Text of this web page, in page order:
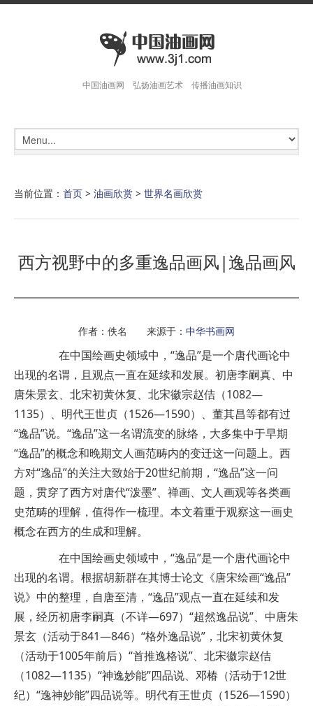
中国油画网 弘扬油画艺术 传播油画知识
当前位置： 首页 > 油画欣赏 > 世界名画欣赏
西方视野中的多重逸品画风|逸品画风
作者：佚名 来源于： 中华书画网
在中国绘画史领域中，“逸品”是一个唐代画论中
出现的名谓，且观点一直在延续和发展。初唐李嗣真、中
唐朱景玄、北宋初黄休复、北宋徽宗赵佶（1082—
1135）、明代王世贞（1526—1590）、董其昌等都有过
“逸品”说。“逸品”这一名谓流变的脉络，大多集中于早期
“逸品”的概念和晚期文人画范畴内的变迁这一问题上。西
方对“逸品”的关注大致始于20世纪前期，“逸品”这一问
题，贯穿了西方对唐代“泼墨”、禅画、文人画观等各类画
史范畴的理解，值得作一梳理。本文着重于观察这一画史
概念在西方的生成和理解。
在中国绘画史领域中，“逸品”是一个唐代画论中
出现的名谓。根据胡新群在其博士论文《唐宋绘画“逸品”
说》中的整理，自唐至清，“逸品”观点一直在延续和发
展，经历初唐李嗣真（不详—697）“超然逸品说”、中唐朱
景玄（活动于841—846）“格外逸品说”，北宋初黄休复
（活动于1005年前后）“首推逸格说”、北宋徽宗赵佶
（1082—1135）“神逸妙能”四品说、邓椿（活动于12世
纪）“逸神妙能”四品说等。明代有王世贞（1526—1590）